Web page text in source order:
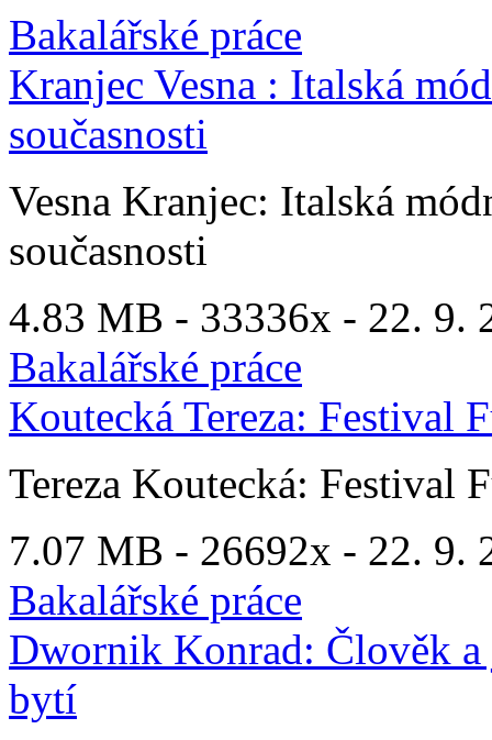
Bakalářské práce
Kranjec Vesna : Italská
současnosti
Vesna Kranjec: Italská
současnosti
4.83 MB - 33336x - 22. 9.
Bakalářské práce
Koutecká Tereza: Festival
Tereza Koutecká: Festival
7.07 MB - 26692x - 22. 9.
Bakalářské práce
Dwornik Konrad: Člověk
bytí